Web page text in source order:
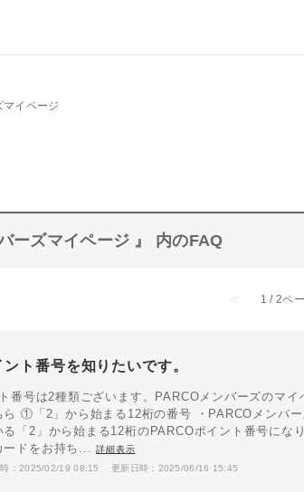
マイページ
ーズマイページ 』 内のFAQ
≪ 1 / 2ペ
ト番号を知りたいです。
番号は2種類ございます。PARCOメンバーズのマ
ら ①「2」から始まる12桁の番号 ・PARCOメンバ
る「2」から始まる12桁のPARCOポイント番号に
ードをお持ち...詳細表示
：2025/02/19 08:15 更新日時：2025/06/16 15:45